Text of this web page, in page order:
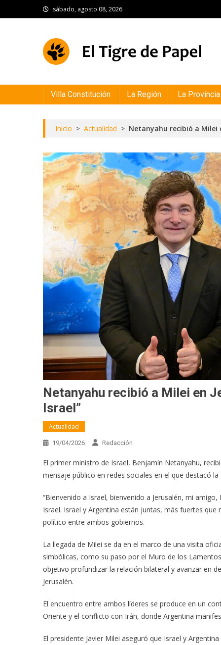
to
sábado, agosto 08, 2026
Villa Constitución La Región La Provincia
Inicio > Actualidad > Netanyahu recibió a Milei
Netanyahu recibió a Milei en
Israel”
Actualidad
19/04/2026 Redacción
El primer ministro de Israel, Benjamín Netanyahu,
mensaje público en redes sociales en el que destacó
“Bienvenido a Israel, bienvenido a Jerusalén, mi
Israel. Israel y Argentina están juntas, más fuertes
político entre ambos gobiernos.
La llegada de Milei se da en el marco de una visita
simbólicas, como su paso por el Muro de los
objetivo profundizar la relación bilateral y avanzar en
Jerusalén.
El encuentro entre ambos líderes se produce en un
Oriente y el conflicto con Irán, donde Argentina
El presidente Javier Milei aseguró que Israel y